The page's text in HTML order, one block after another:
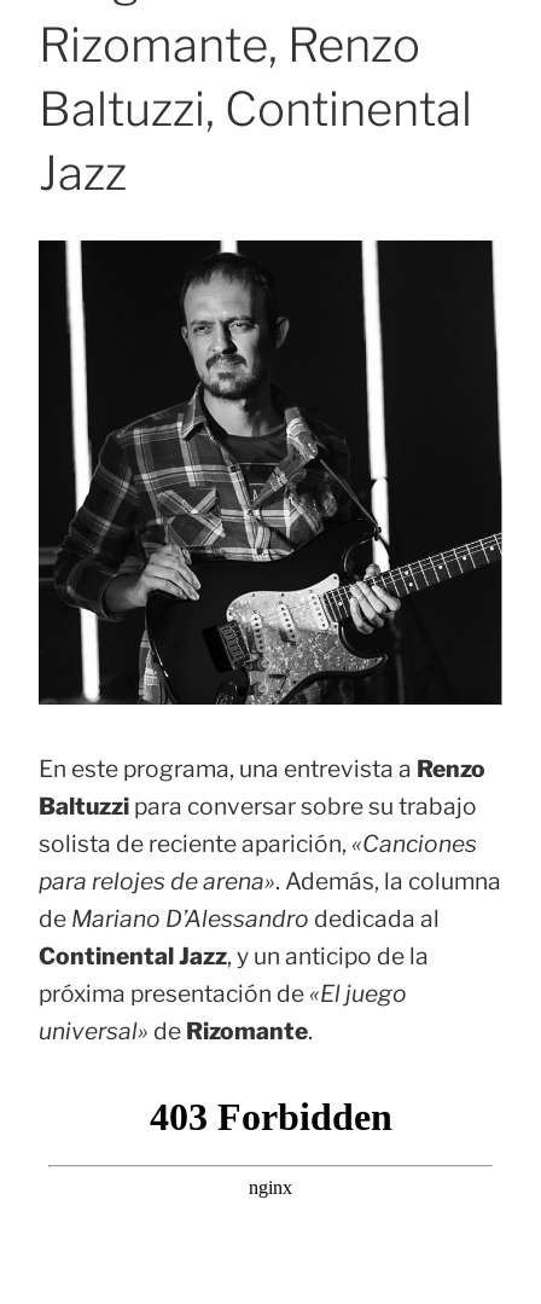
Rizomante, Renzo
Baltuzzi, Continental
Jazz
En este programa, una entrevista a Renzo
Baltuzzi para conversar sobre su trabajo
solista de reciente aparición, «Canciones
para relojes de arena». Además, la columna
de Mariano D’Alessandro dedicada al
Continental Jazz, y un anticipo de la
próxima presentación de «El juego
universal» de Rizomante.